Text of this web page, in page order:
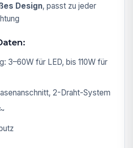
Design, passt zu jeder
3–60W für LED, bis 110W für
2-Draht-System